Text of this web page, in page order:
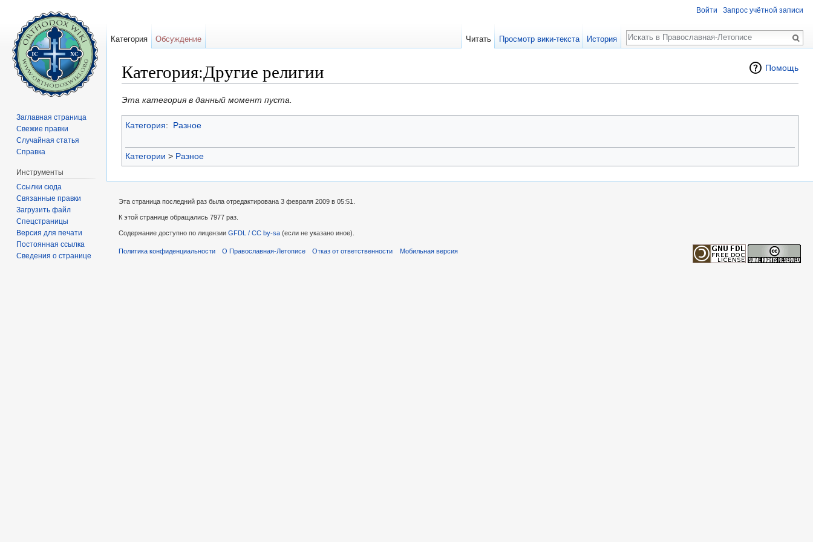
Помощь
Категория:Другие религии
Эта категория в данный момент пуста.
Категория: Разное
Категории > Разное
Войти Запрос учётной записи
Категория Обсуждение Читать Просмотр вики-текста История
Поиск
Заглавная страница
Свежие правки
Случайная статья
Справка
Инструменты
Ссылки сюда
Связанные правки
Загрузить файл
Спецстраницы
Версия для печати
Постоянная ссылка
Сведения о странице
Эта страница последний раз была отредактирована 3 февраля 2009 в 05:51.
К этой странице обращались 7977 раз.
Содержание доступно по лицензии GFDL / CC by-sa (если не указано иное).
Политика конфиденциальности О Православная-Летописе Отказ от ответственности Мобильная версия